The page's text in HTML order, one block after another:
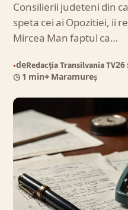
Consilierii judeteni din
speta cei ai Opozitiei, ii
Mircea Man faptul ca…
●deRedacția Transilvania TV26
◷ 1 min⌖ Maramureș